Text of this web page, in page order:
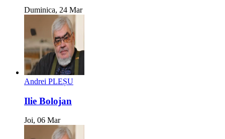
Duminica, 24 Mar
Andrei PLEȘU
Ilie Bolojan
Joi, 06 Mar